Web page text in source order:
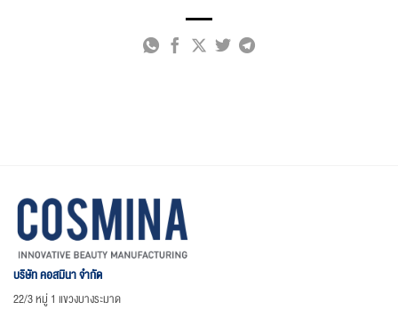
บริษัท คอสมินา จำกัด
22/3 หมู่ 1 แขวงบางระมาด